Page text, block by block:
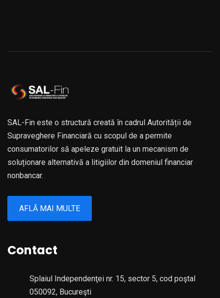
SAL-Fin este o structură creată în cadrul Autorității de
Supraveghere Financiară cu scopul de a permite
consumatorilor să apeleze gratuit la un mecanism de
soluționare alternativă a litigiilor din domeniul financiar
nonbancar.
AFLĂ MAI MULTE
Contact
Splaiul Independenţei nr. 15, sector 5, cod poştal
050092, Bucureşti